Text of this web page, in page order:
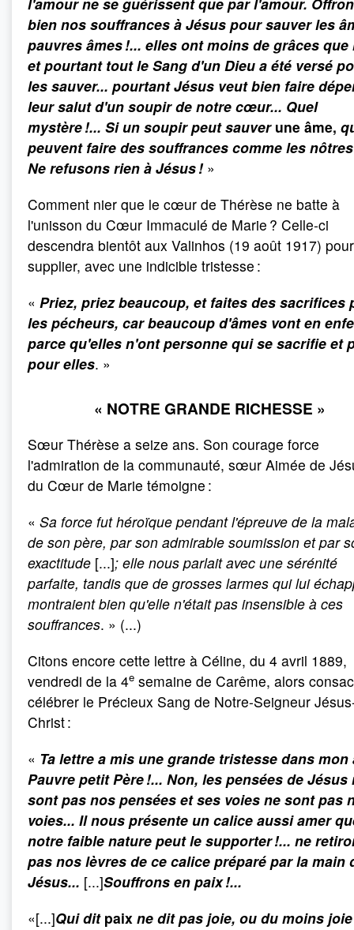
bien nos souffrances à Jésus pour sauver les
pauvres âmes !... elles ont moins de grâces que
et pourtant tout le Sang d'un Dieu a été versé
les sauver... pourtant Jésus veut bien faire
leur salut d'un soupir de notre cœur... Quel
mystère !... Si un soupir peut sauverune âme,
peuvent faire des souffrances comme les
Ne refusons rien à Jésus ! »
Comment nier que le cœur de Thérèse ne batte à
l'unisson du Cœur Immaculé de Marie ? Celle-ci
descendra bientôt aux Valinhos (19 août 1917) pour
supplier, avec une indicible tristesse :
« Priez, priez beaucoup, et faites des sacrifices
les pécheurs, car beaucoup d'âmes vont en
parce qu'elles n'ont personne qui se sacrifie et
pour elles. »
« NOTRE GRANDE RICHESSE »
Sœur Thérèse a seize ans. Son courage force
l'admiration de la communauté, sœur Aimée de
du Cœur de Marie témoigne :
« Sa force fut héroïque pendant l'épreuve de la
de son père, par son admirable soumission et par
exactitude [...]; elle nous parlait avec une sérénité
parfaite, tandis que de grosses larmes qui lui
montraient bien qu'elle n'était pas insensible à ces
souffrances. » (...)
Citons encore cette lettre à Céline, du 4 avril 1889,
vendredi de la 4e semaine de Carême, alors
célébrer le Précieux Sang de Notre-Seigneur
Christ :
« Ta lettre a mis une grande tristesse dans mon
Pauvre petit Père !... Non, les pensées de Jésus
sont pas nos pensées et ses voies ne sont pas
voies... Il nous présente un calice aussi amer
notre faible nature peut le supporter !... ne
pas nos lèvres de ce calice préparé par la main
Jésus... [...]Souffrons en paix !...
«[...]Qui ditpaix ne dit pas joie, ou du moins joie